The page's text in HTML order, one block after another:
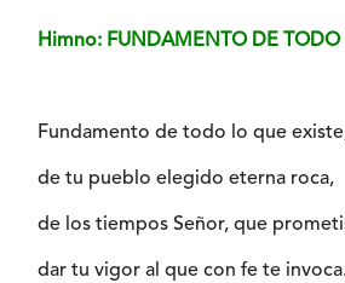
Himno: FUNDAMENTO DE TODO
Fundamento de todo lo que
de tu pueblo elegido eterna roca,
de los tiempos Señor, que
dar tu vigor al que con fe te invoca.